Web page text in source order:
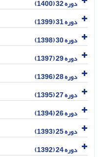
دوره 32 (1400)
دوره 31 (1399)
دوره 30 (1398)
دوره 29 (1397)
دوره 28 (1396)
دوره 27 (1395)
دوره 26 (1394)
دوره 25 (1393)
دوره 24 (1392)